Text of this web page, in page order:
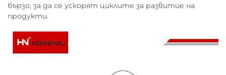
бързо, за да се ускорят циклите за развитие на
продукти.